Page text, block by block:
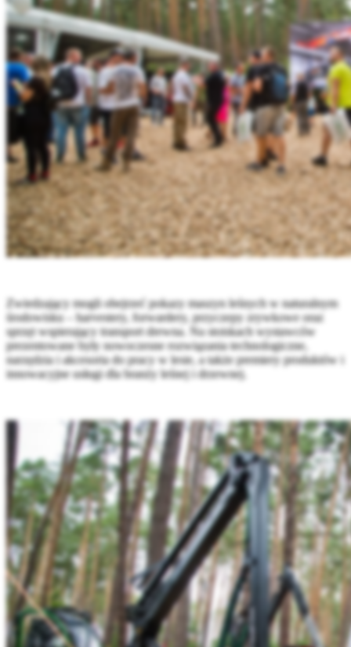
Zwiedzający mogli obejrzeć pokazy maszyn leśnych w naturalnym
środowisku – harvestery, forwardery, przyczepy zrywkowe oraz
sprzęt wspierający transport drewna. Na stoiskach wystawców
prezentowane były nowoczesne rozwiązania technologiczne,
narzędzia i akcesoria do pracy w lesie, a także premiery produktów i
innowacyjne usługi dla branży leśnej i drzewnej.